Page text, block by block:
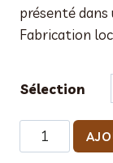
présenté
Fabrication
Sélection
quantité
de